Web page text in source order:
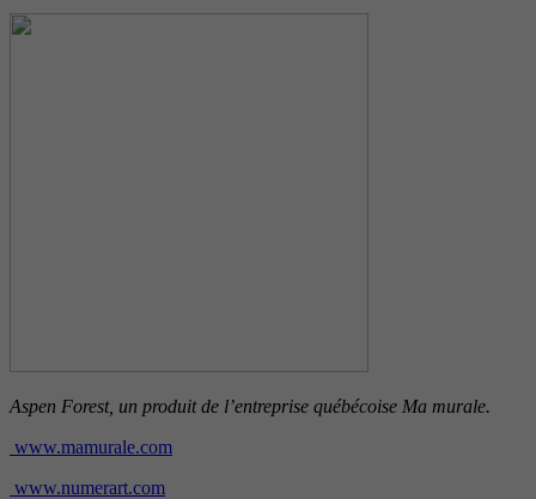
Aspen Forest, un produit de l’entreprise québécoise Ma murale.
www.mamurale.com
www.numerart.com